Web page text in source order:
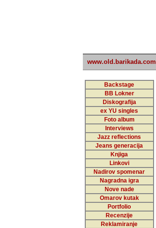
www.old.barikada.com
Backstage
BB Lokner
Diskografija
ex YU singles
Foto album
Interviews
Jazz reflections
Jeans generacija
Knjiga
Linkovi
Nadirov spomenar
Nagradna igra
Nove nade
Omarov kutak
Portfolio
Recenzije
Reklamiranje